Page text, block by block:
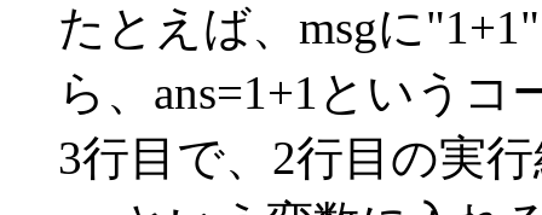
たとえば、msgに
ら、ans=1+1という
3行目で、2行目の実